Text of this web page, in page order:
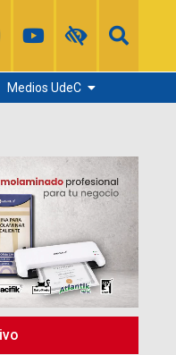
Medios UdeC
UdeC
UdeC